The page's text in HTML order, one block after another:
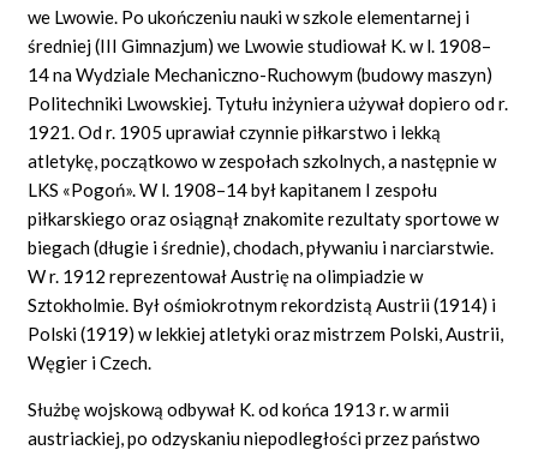
we Lwowie. Po ukończeniu nauki w szkole elementarnej i
średniej (III Gimnazjum) we Lwowie studiował K. w l. 1908–
14 na Wydziale Mechaniczno-Ruchowym (budowy maszyn)
Politechniki Lwowskiej. Tytułu inżyniera używał dopiero od r.
1921. Od r. 1905 uprawiał czynnie piłkarstwo i lekką
atletykę, początkowo w zespołach szkolnych, a następnie w
LKS «Pogoń». W l. 1908–14 był kapitanem I zespołu
piłkarskiego oraz osiągnął znakomite rezultaty sportowe w
biegach (długie i średnie), chodach, pływaniu i narciarstwie.
W r. 1912 reprezentował Austrię na olimpiadzie w
Sztokholmie. Był ośmiokrotnym rekordzistą Austrii (1914) i
Polski (1919) w lekkiej atletyki oraz mistrzem Polski, Austrii,
Węgier i Czech.
Służbę wojskową odbywał K. od końca 1913 r. w armii
austriackiej, po odzyskaniu niepodległości przez państwo